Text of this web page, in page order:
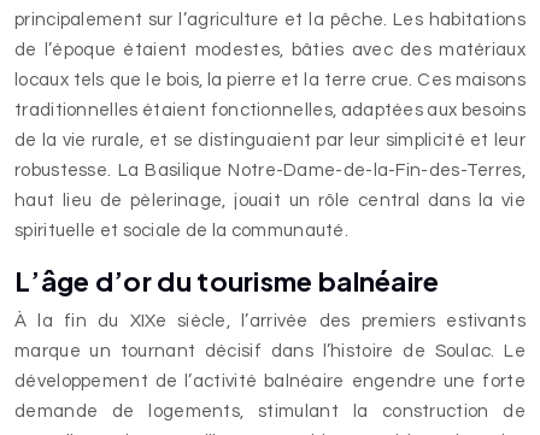
principalement sur l’agriculture et la pêche. Les habitations
de l’époque étaient modestes, bâties avec des matériaux
locaux tels que le bois, la pierre et la terre crue. Ces maisons
traditionnelles étaient fonctionnelles, adaptées aux besoins
de la vie rurale, et se distinguaient par leur simplicité et leur
robustesse. La Basilique Notre-Dame-de-la-Fin-des-Terres,
haut lieu de pèlerinage, jouait un rôle central dans la vie
spirituelle et sociale de la communauté.
L’âge d’or du tourisme balnéaire
À la fin du XIXe siècle, l’arrivée des premiers estivants
marque un tournant décisif dans l’histoire de Soulac. Le
développement de l’activité balnéaire engendre une forte
demande de logements, stimulant la construction de